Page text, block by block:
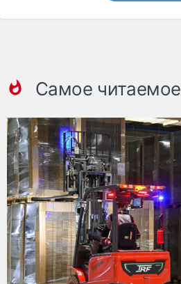
Самое читаемое